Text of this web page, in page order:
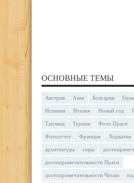
ОСНОВНЫЕ ТЕМЫ
Австрия Азия Болгария
Испания Италия Новый год
Таиланд Турция Фото Праги
Фотоотчет Франция Хорватия
архитектура горы
достопримечательности Праги
достопримечательности Чехии еда